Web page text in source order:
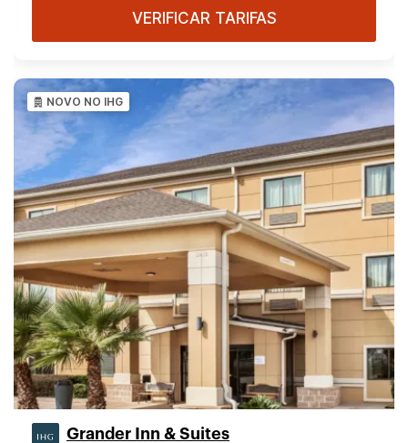
VERIFICAR TARIFAS
NOVO NO IHG
Grander Inn & Suites